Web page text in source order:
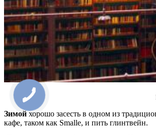
Зимойхорошо засесть в одном из
кафе, таком как Smalle, и пить глинтвейн.